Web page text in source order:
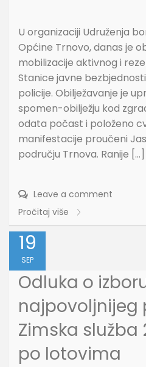
U organizaciji Udruženja
Općine Trnovo, danas je
mobilizacije aktivnog i
Stanice javne
policije. Obilježavanje je
spomen-obilježju kod
odata počast i položeno
manifestacije proučeni
području Trnova. Ranije […]
Leave a comment
Pročitaj više
19
SEP
Odluka o
najpovoljnijeg
Zimska služba
po lotovima